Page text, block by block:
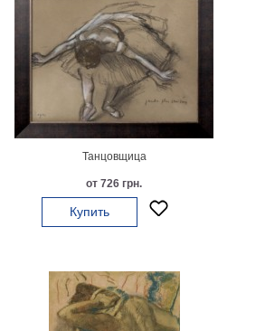
Танцовщица
от 726 грн.
Купить